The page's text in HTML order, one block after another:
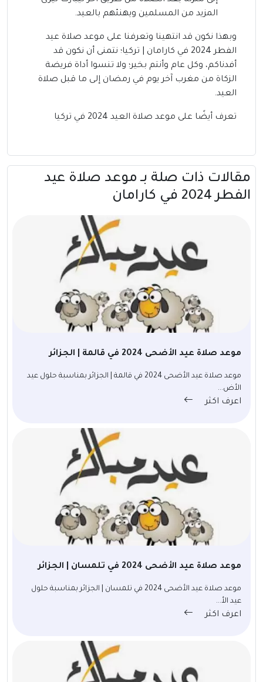
المزيد من المسلمين ويهنئهم بالعيد.
وبهذا نكون قد انتهينا وتعرفنا على موعد صلاة عيد
الفطر 2024 في كارامان | تركيا؛ نتمنى أن نكون قد
أفدناكم، وكل عام وأنتم بخير؛ ولا تنسوا أداة فريضة
الزكاة من مغرب آخر يوم في رمضان إلى ما قبل صلاة
العيد.
تعرف أيضًا على موعد صلاة العيد 2024 في تركيا
مقالات ذات صلة بــ موعد صلاة عيد
الفطر 2024 في كارامان
موعد صلاة عيد الأضحى 2024 في قالمة | الجزائر
موعد صلاة عيد الأضحى 2024 في قالمة | الجزائر بمناسبة حلول عيد
الأض...
اعرف اكثر
موعد صلاة عيد الأضحى 2024 في تلمسان | الجزائر
موعد صلاة عيد الأضحى 2024 في تلمسان | الجزائر بمناسبة حلول
عيد الأ...
اعرف اكثر